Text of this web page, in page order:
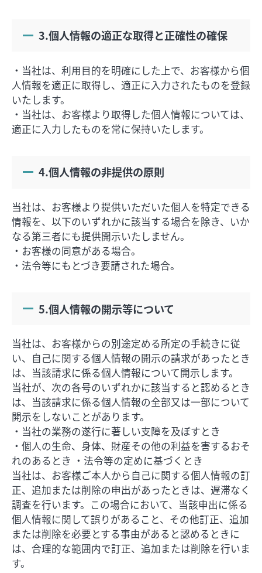
オフィシャルアカウント
インフォメーション
営業時間
アクセス・駐車場
ショップ求人情報
会社概要
サイトマップ
プライバシーポリシー
3.個人情報の適正な取得と正確性の確保
・当社は、利用目的を明確にした上で、お客様から個
人情報を適正に取得し、適正に入力されたものを登録
いたします。
・当社は、お客様より取得した個人情報については、
適正に入力したものを常に保持いたします。
4.個人情報の非提供の原則
当社は、お客様より提供いただいた個人を特定できる
情報を、以下のいずれかに該当する場合を除き、いか
なる第三者にも提供開示いたしません。
・お客様の同意がある場合。
・法令等にもとづき要請された場合。
5.個人情報の開示等について
当社は、お客様からの別途定める所定の手続きに従
い、自己に関する個人情報の開示の請求があったとき
は、当該請求に係る個人情報について開示します。
当社が、次の各号のいずれかに該当すると認めるとき
は、当該請求に係る個人情報の全部又は一部について
開示をしないことがあります。
・当社の業務の遂行に著しい支障を及ぼすとき
・個人の生命、身体、財産その他の利益を害するおそ
れのあるとき ・法令等の定めに基づくとき
当社は、お客様ご本人から自己に関する個人情報の訂
正、追加または削除の申出があったときは、遅滞なく
調査を行います。この場合において、当該申出に係る
個人情報に関して誤りがあること、その他訂正、追加
または削除を必要とする事由があると認めるときに
は、合理的な範囲内で訂正、追加または削除を行いま
す。